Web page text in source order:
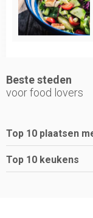
Beste steden
voor food lovers
Top 10 plaatsen
Top 10 keukens